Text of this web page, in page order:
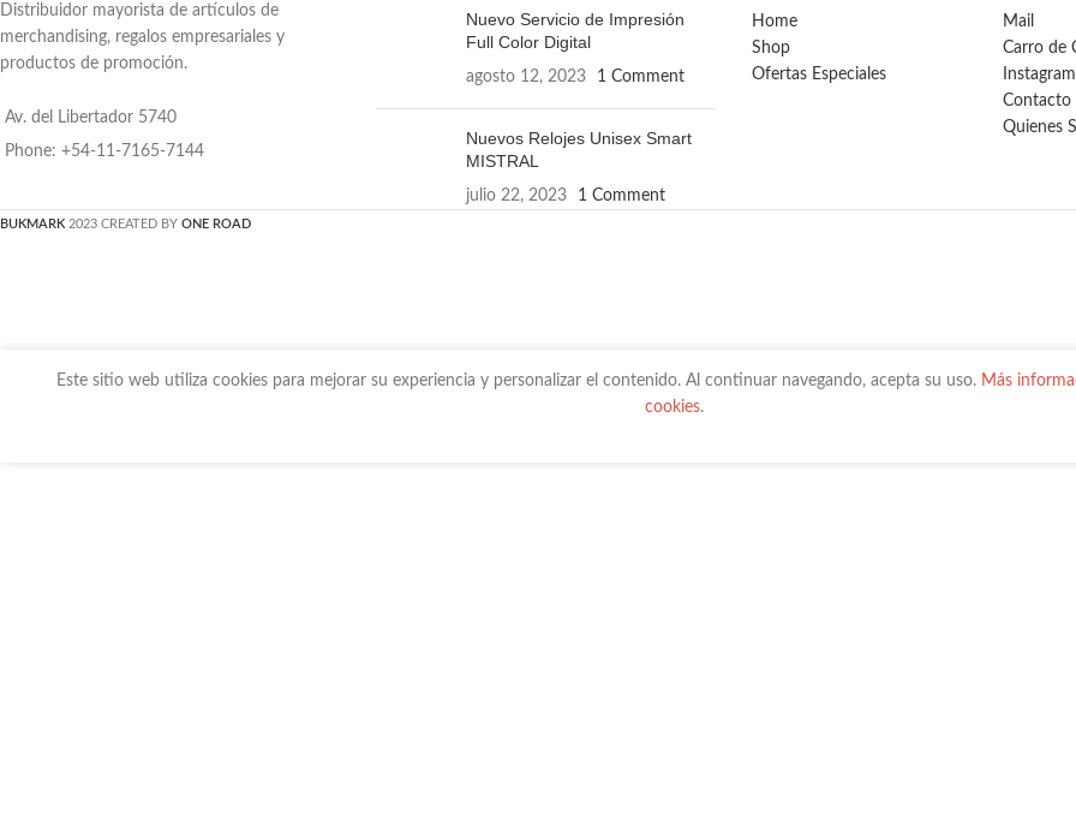
Distribuidor mayorista de artículos de
merchandising, regalos empresariales y
productos de promoción.
Av. del Libertador 5740
Phone: +54-11-7165-7144
Nuevo Servicio de Impresión
Full Color Digital
agosto 12, 2023 1 Comment
Nuevos Relojes Unisex Smart
MISTRAL
julio 22, 2023 1 Comment
Home
Shop
Ofertas Especiales
Mail
Carro de
Instagram
Contacto
Quienes
BUKMARK 2023 CREATED BY ONE ROAD
Este sitio web utiliza cookies para mejorar su experiencia y personalizar el contenido. Al continuar navegando, acepta su uso. Más
cookies.